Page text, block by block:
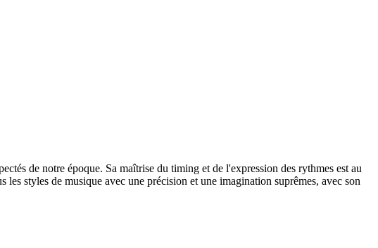
de notre époque. Sa maîtrise du timing et de l'expression des rythmes est au
styles de musique avec une précision et une imagination suprêmes, avec son